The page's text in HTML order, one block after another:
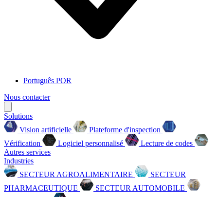
Português POR
Nous contacter
Solutions
Vision artificielle
Plateforme d'inspection
Vérification
Logiciel personnalisé
Lecture de codes
Autres services
Industries
SECTEUR AGROALIMENTAIRE
SECTEUR
PHARMACEUTIQUE
SECTEUR AUTOMOBILE